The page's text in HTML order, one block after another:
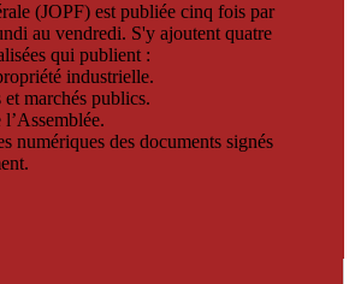
(JOPF) est publiée cinq fois par
au vendredi. S'y ajoutent quatre
qui publient :
industrielle.
et marchés publics.
l’Assemblée.
numériques des documents signés